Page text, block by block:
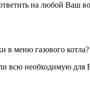
на любой Ваш
в меню газового котла?
всю необходимую